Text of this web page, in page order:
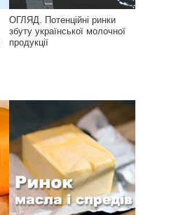
ОГЛЯД. Потенційні ринки
збуту української молочної
продукції